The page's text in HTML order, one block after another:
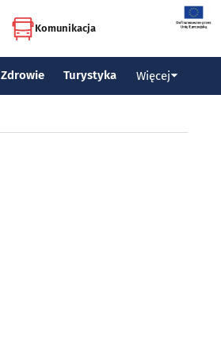
Komunikacja
Zdrowie Turystyka Więcej